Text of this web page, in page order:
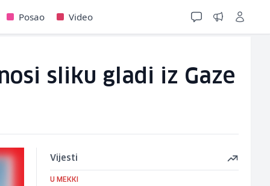
Posao Video
sliku gladi iz Gaze
Vijesti
U MEKKI